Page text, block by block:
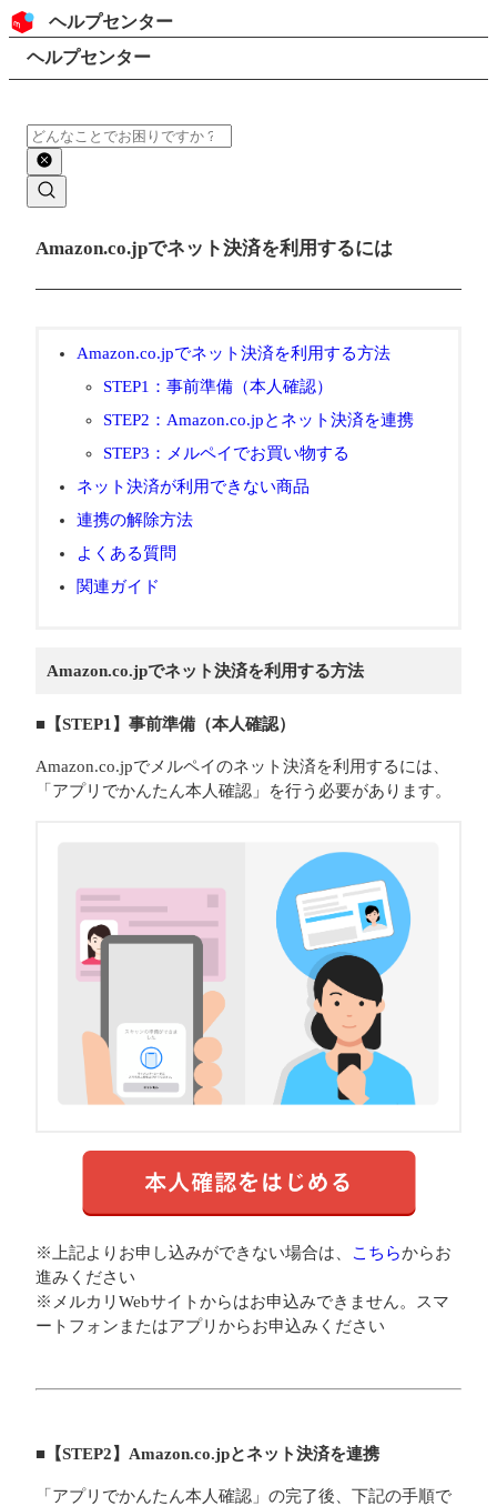
コンテンツにスキップ
ヘッダー
ヘルプセンター
検索
パンくずリスト
ヘルプセンター
検索
メインコンテンツ
Amazon.co.jpでネット決済を利用するには
Amazon.co.jpでネット決済を利用する方法
STEP1：事前準備（本人確認）
STEP2：Amazon.co.jpとネット決済を連携
STEP3：メルペイでお買い物する
ネット決済が利用できない商品
連携の解除方法
よくある質問
関連ガイド
Amazon.co.jpでネット決済を利用する方法
■【STEP1】事前準備（本人確認）
Amazon.co.jpでメルペイのネット決済を利用するには、
「アプリでかんたん本人確認」を行う必要があります。
※上記よりお申し込みができない場合は、 こちらからお
進みください
※メルカリWebサイトからはお申込みできません。スマ
ートフォンまたはアプリからお申込みください
■【STEP2】Amazon.co.jpとネット決済を連携
「アプリでかんたん本人確認」の完了後、下記の手順で